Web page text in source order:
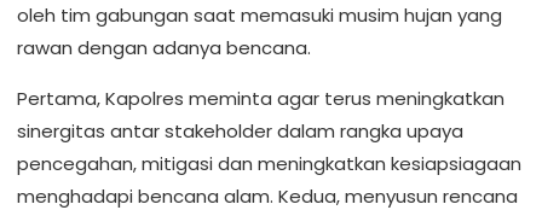
oleh tim gabungan saat memasuki musim hujan yang
rawan dengan adanya bencana.
Pertama, Kapolres meminta agar terus meningkatkan
sinergitas antar stakeholder dalam rangka upaya
pencegahan, mitigasi dan meningkatkan kesiapsiagaan
menghadapi bencana alam. Kedua, menyusun rencana